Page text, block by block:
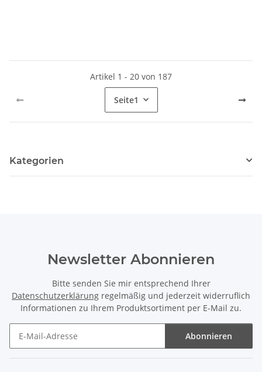
Artikel 1 - 20 von 187
Seite1
Kategorien
Newsletter Abonnieren
Bitte senden Sie mir entsprechend Ihrer
Datenschutzerklärung regelmäßig und jederzeit widerruflich
Informationen zu Ihrem Produktsortiment per E-Mail zu.
Abonnieren